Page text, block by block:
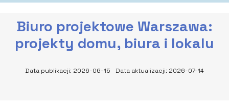
Biuro projektowe Warszawa:
projekty domu, biura i lokalu
Data publikacji: 2026-06-15 Data aktualizacji: 2026-07-14